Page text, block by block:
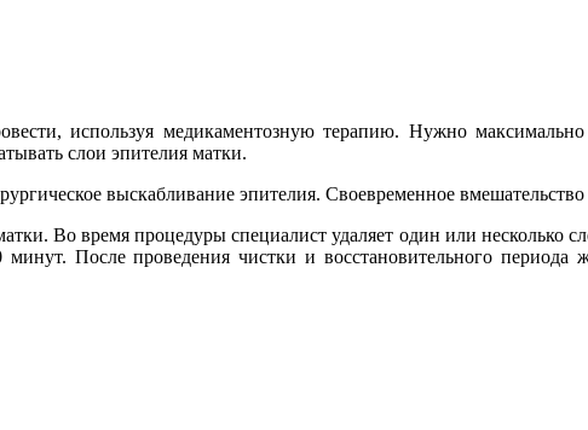
используя медикаментозную терапию. Нужно
слои эпителия матки.
выскабливание эпителия. Своевременное вмешательство
Во время процедуры специалист удаляет один или несколько
После проведения чистки и восстановительного